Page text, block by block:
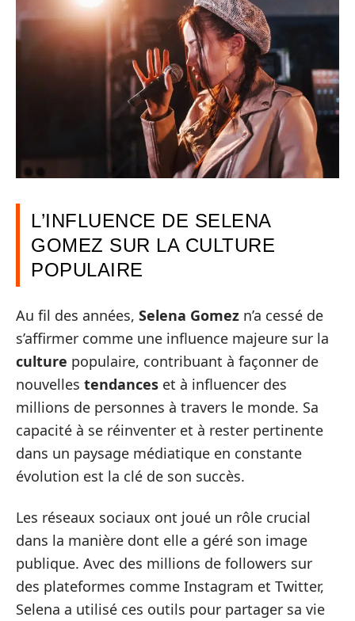
L’INFLUENCE DE SELENA
GOMEZ SUR LA CULTURE
POPULAIRE
Au fil des années, Selena Gomez n’a cessé de
s’affirmer comme une influence majeure sur la
culture populaire, contribuant à façonner de
nouvelles tendances et à influencer des
millions de personnes à travers le monde. Sa
capacité à se réinventer et à rester pertinente
dans un paysage médiatique en constante
évolution est la clé de son succès.
Les réseaux sociaux ont joué un rôle crucial
dans la manière dont elle a géré son image
publique. Avec des millions de followers sur
des plateformes comme Instagram et Twitter,
Selena a utilisé ces outils pour partager sa vie